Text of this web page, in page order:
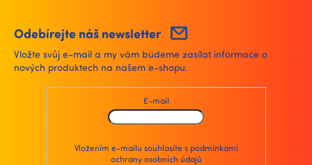
Odebírejte náš newsletter
Vložte svůj e-mail a my vám budeme zasílat informace o
nových produktech na našem e-shopu.
E-mail
Vložením e-mailu souhlasíte spodmínkami
ochrany osobních údajů